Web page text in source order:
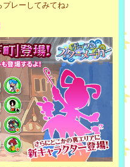
レーしてみてね♪